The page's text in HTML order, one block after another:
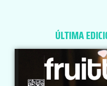
ÚLTIMA